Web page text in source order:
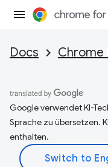
Docs Chrome
Google verwendet KI-
Sprache zu übersetzen.
enthalten.